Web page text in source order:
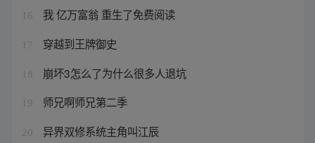
16 我 亿万富翁 重生了免费阅读
17 穿越到王牌御史
18 崩坏3怎么了为什么很多人退坑
19 师兄啊师兄第二季
20 异界双修系统主角叫江辰